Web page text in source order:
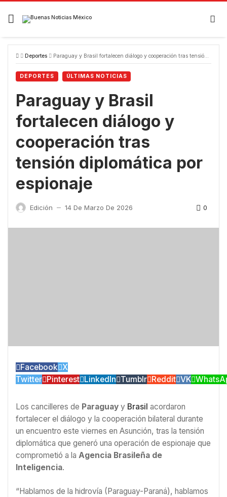
Skip
content
Deportes Paraguay y Brasil fortalecen diálogo y cooperación tras tensión diplomática por espionaje
DEPORTES ÚLTIMAS NOTICIAS
Paraguay y Brasil
fortalecen diálogo y
cooperación tras
tensión diplomática por
espionaje
Edición — 14 De Marzo De 2026 0
Facebook X
Twitter Pinterest LinkedIn Tumblr Reddit VK
Los cancilleres de Paraguay y Brasil acordaron
fortalecer el diálogo y la cooperación bilateral durante
un encuentro este viernes en Asunción, tras la tensión
diplomática que generó una operación de espionaje que
comprometió a la Agencia Brasileña de
Inteligencia.
“Hablamos de la hidrovía (Paraguay-Paraná), hablamos